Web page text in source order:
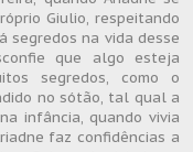
Giulio, respeitando
segredos na vida desse
que algo esteja
segredos, como o
no sótão, tal qual a
infância, quando vivia
faz confidências a